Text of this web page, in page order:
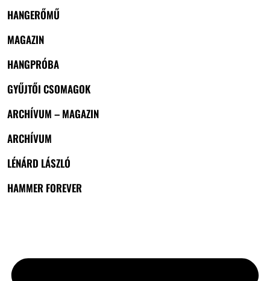
HANGERŐMŰ
MAGAZIN
HANGPRÓBA
GYŰJTŐI CSOMAGOK
ARCHÍVUM – MAGAZIN
ARCHÍVUM
LÉNÁRD LÁSZLÓ
HAMMER FOREVER